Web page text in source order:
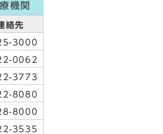
機関
絡先
3000
0062
3773
8080
8000
3535